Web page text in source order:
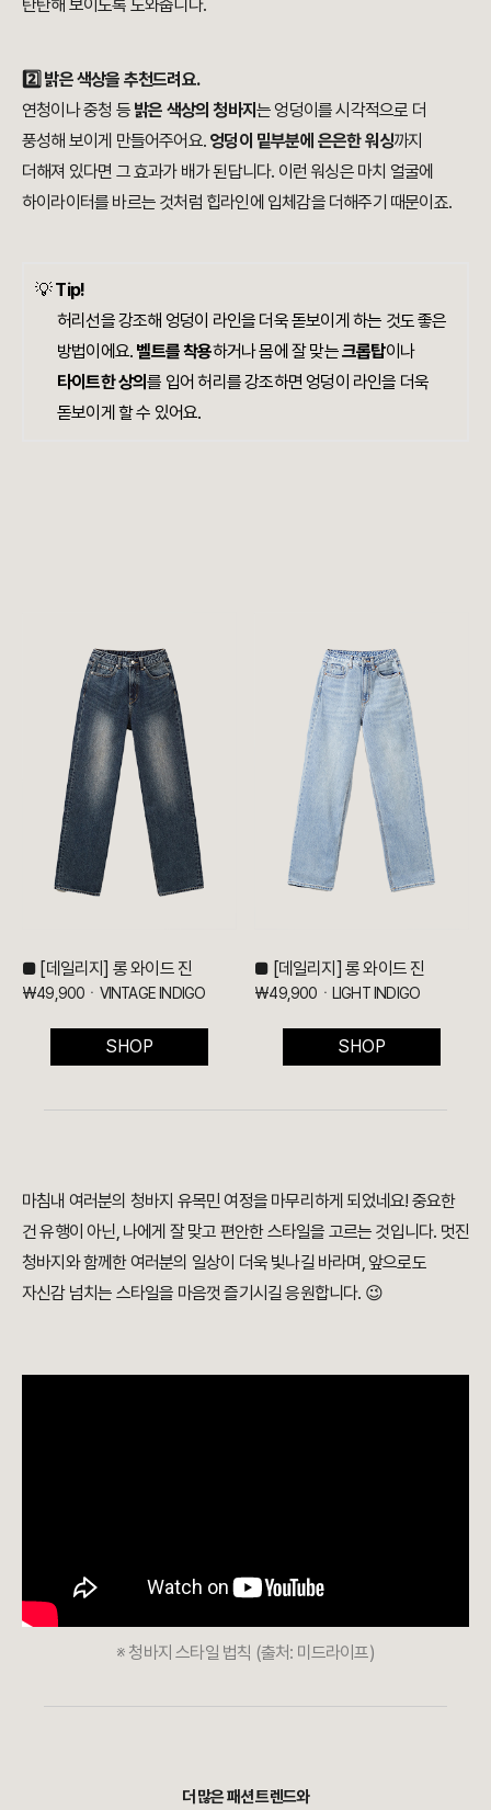
탄탄해 보이도록 도와줍니다.
2️⃣ 밝은 색상을 추천드려요.
연청이나 중청 등 밝은 색상의 청바지는 엉덩이를 시각적으로 더
풍성해 보이게 만들어주어요. 엉덩이 밑부분에 은은한 워싱까지
더해져 있다면 그 효과가 배가 된답니다. 이런 워싱은 마치 얼굴에
하이라이터를 바르는 것처럼 힙라인에 입체감을 더해주기 때문이죠.
💡Tip!
허리선을 강조해 엉덩이 라인을 더욱 돋보이게 하는 것도 좋은
방법이에요. 벨트를 착용하거나 몸에 잘 맞는크롭탑이나
타이트한 상의를 입어 허리를 강조하면 엉덩이 라인을 더욱
돋보이게 할 수 있어요.
■ [데일리지] 롱 와이드 진
₩49,900ㆍVINTAGE INDIGO
SHOP
■ [데일리지] 롱 와이드 진
₩49,900ㆍLIGHT INDIGO
SHOP
마침내 여러분의 청바지 유목민 여정을 마무리하게 되었네요! 중요한
건 유행이 아닌, 나에게 잘 맞고 편안한 스타일을 고르는 것입니다. 멋진
청바지와 함께한 여러분의 일상이 더욱 빛나길 바라며, 앞으로도
자신감 넘치는 스타일을 마음껏 즐기시길 응원합니다. 😉
※ 청바지 스타일 법칙 (출처: 미드라이프)
더 많은 패션 트렌드와